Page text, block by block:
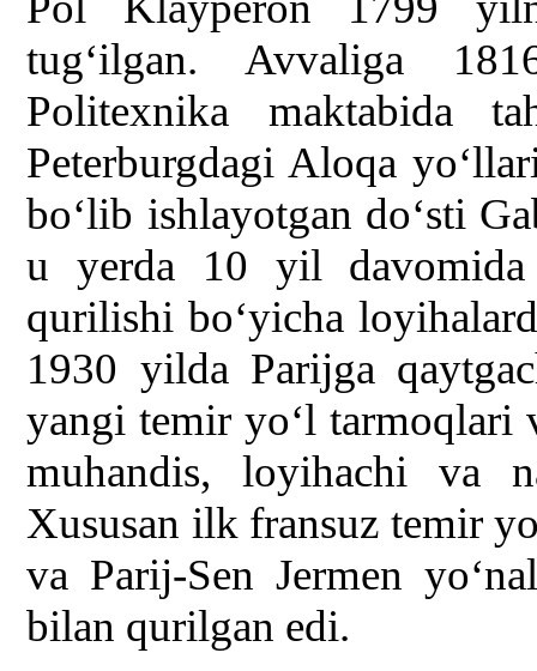
tug‘ilgan. Avvaliga
Politexnika maktabida
Peterburgdagi Aloqa
bo‘lib ishlayotgan do‘sti
u yerda 10 yil davomida
qurilishi bo‘yicha
1930 yilda Parijga
yangi temir yo‘l tarmoqlari
muhandis, loyihachi va
Xususan ilk fransuz temir
va Parij-Sen Jermen
bilan qurilgan edi.